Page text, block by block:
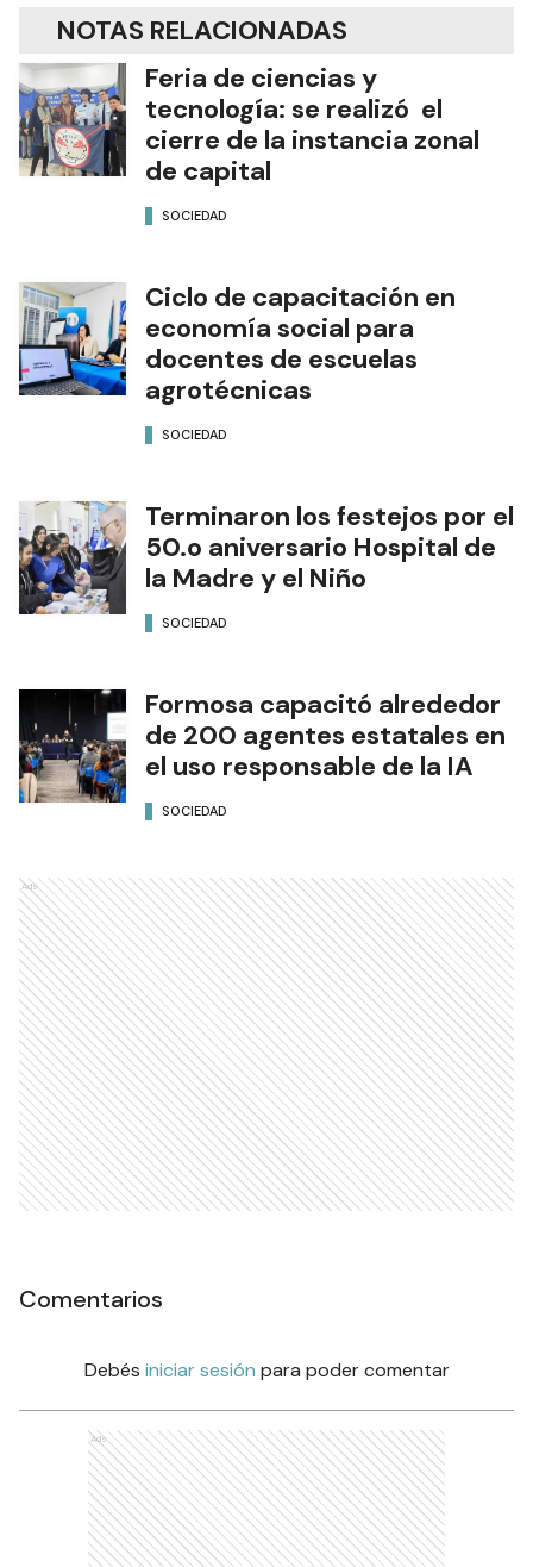
NOTAS RELACIONADAS
Feria de ciencias y
tecnología: se realizó el
cierre de la instancia zonal
de capital
SOCIEDAD
Ciclo de capacitación en
economía social para
docentes de escuelas
agrotécnicas
SOCIEDAD
Terminaron los festejos por el
50.o aniversario Hospital de
la Madre y el Niño
SOCIEDAD
Formosa capacitó alrededor
de 200 agentes estatales en
el uso responsable de la IA
SOCIEDAD
Ads
Comentarios
Debés iniciar sesión para poder comentar
Ads